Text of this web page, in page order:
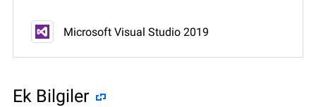
Microsoft Visual Studio 2019
Ek Bilgiler